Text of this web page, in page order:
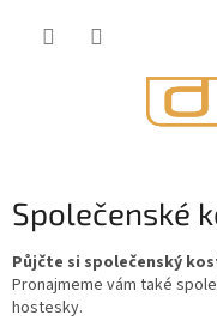
Společenské
Půjčte si společenský
Pronajmeme vám také
hostesky.